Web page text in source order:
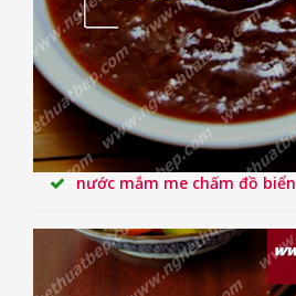
nước mắm me chấm đồ biển